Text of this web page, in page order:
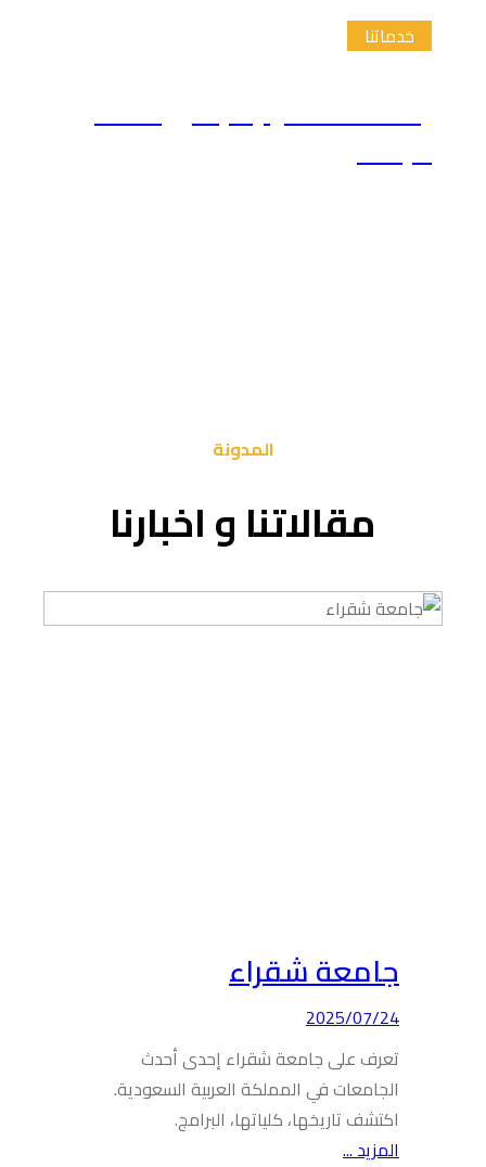
خدماتنا
إعداد المقترح البحثي خطة
البحث
المدونة
مقالاتنا و اخبارنا
جامعة شقراء
2025/07/24
تعرف على جامعة شقراء إحدى أحدث
الجامعات في المملكة العربية السعودية.
اكتشف تاريخها، كلياتها، البرامج.
المزيد ...